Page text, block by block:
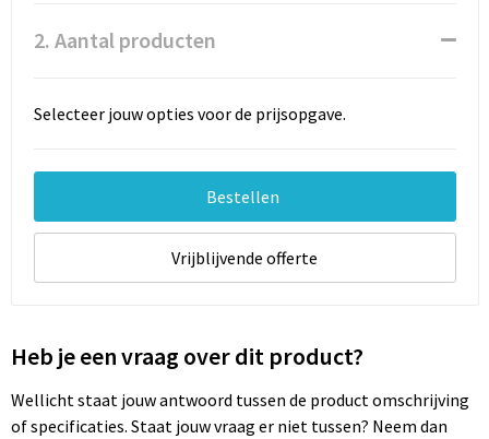
2. Aantal producten
Selecteer jouw opties voor de prijsopgave.
Bestellen
Vrijblijvende offerte
Heb je een vraag over dit product?
Wellicht staat jouw antwoord tussen de product omschrijving
of specificaties. Staat jouw vraag er niet tussen? Neem dan